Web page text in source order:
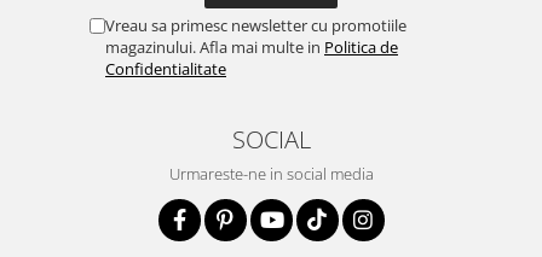
Vreau sa primesc newsletter cu promotiile
magazinului. Afla mai multe in Politica de
Confidentialitate
SOCIAL
Urmareste-ne in social media